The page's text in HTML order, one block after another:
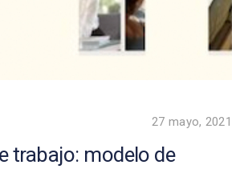
27 mayo, 2021
trabajo: modelo de